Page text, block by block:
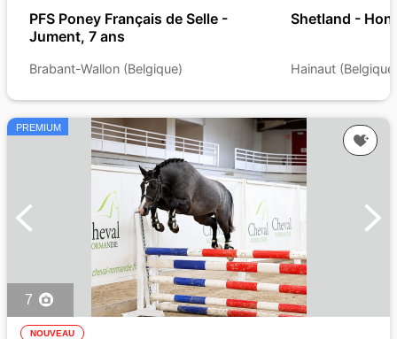
PFS Poney Français de Selle -
Jument, 7 ans
Brabant-Wallon (Belgique)
Shetland -
Hainaut
PREMIUM
7
NOUVEAU